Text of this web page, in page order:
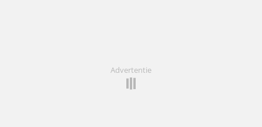
Advertentie